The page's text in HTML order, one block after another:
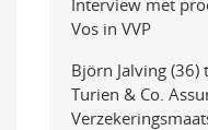
Interview met
Vos in VVP
Björn Jalving
Turien & Co.